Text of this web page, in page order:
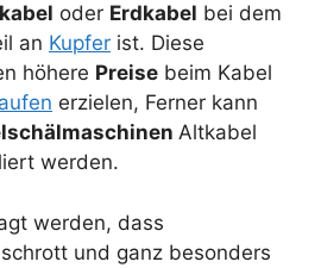
oder Erdkabel bei dem
an Kupfer ist. Diese
höhere Preise beim Kabel
erzielen, Ferner kann
Altkabel
werden.
werden, dass
und ganz besonders